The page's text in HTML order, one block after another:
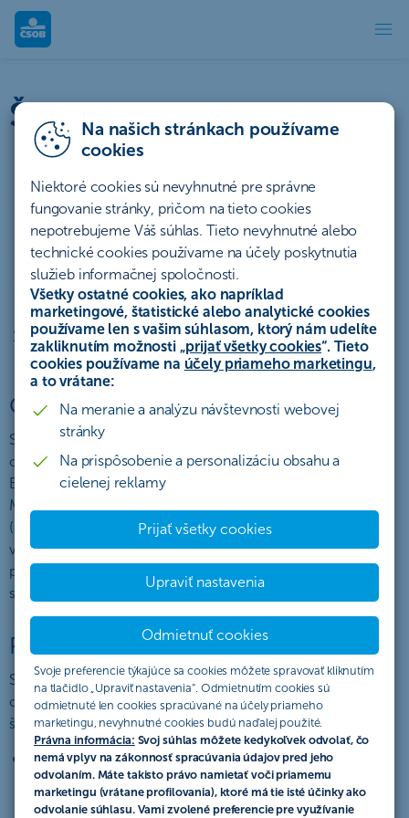
Na našich stránkach používame
cookies
Niektoré cookies sú nevyhnutné pre správne
fungovanie stránky, pričom na tieto cookies
nepotrebujeme Váš súhlas. Tieto nevyhnutné alebo
technické cookies používame na účely poskytnutia
služieb informačnej spoločnosti.
Všetky ostatné cookies, ako napríklad
marketingové, štatistické alebo analytické cookies
používame len s vašim súhlasom, ktorý nám udelíte
zakliknutím možnosti „prijať všetky cookies“. Tieto
cookies používame na účely priameho marketingu,
a to vrátane:
Na meranie a analýzu návštevnosti webovej
stránky
Na prispôsobenie a personalizáciu obsahu a
cielenej reklamy
Prijať všetky cookies
Upraviť nastavenia
Odmietnuť cookies
Svoje preferencie týkajúce sa cookies môžete spravovať kliknutím
na tlačidlo „Upraviť nastavenia“. Odmietnutím cookies sú
odmietnuté len cookies spracúvané na účely priameho
marketingu, nevyhnutné cookies budú naďalej použité.
Právna informácia: Svoj súhlas môžete kedykoľvek odvolať, čo
nemá vplyv na zákonnosť spracúvania údajov pred jeho
odvolaním. Máte takisto právo namietať voči priamemu
marketingu (vrátane profilovania), ktoré má tie isté účinky ako
odvolanie súhlasu. Vami zvolené preferencie pre využívanie
Štatúty súťaží a akcií
Sporenie a investovanie Poistenie Hypotéky
Ostatné Archív
Štatút súťaže „Refreshni sa na max“
Organizátor súťaže
Súťaž „Refreshni sa na max“
obchodná banka, a. s., so sídlom Žižkova 11, 811 02
Bratislava, IČO: 36 854 140, zapísaná v obchodnom registri
Mestského súdu Bratislava III, oddiel Sa, vložka č. 4314/B
(ďalej len „ČSOB“ alebo „organizátor súťaže“). Súťaž sa riadi
výlučne týmto Štatútom súťaže (ďalej len „Štatút“), ktorý
popisuje práva a povinnosti účastníkov súťaže a pravidlá
súťaže (ďalej len „súťaž“).
Podmienky účasti
Súťaž je určená pre fyzické osoby – občanov SR alebo
občanov členských štátov EÚ, prípadne občanov iných
štátov s povolením na pobyt v SR, ktorí:
sa stanúnovými klientmi ČSOB v období od 10.11.2025
do 10.12.2025(teda ku dňu 9.11.2025 (vrátane) nemali s
ČSOB žiadny zmluvný vzťah, a zároveň